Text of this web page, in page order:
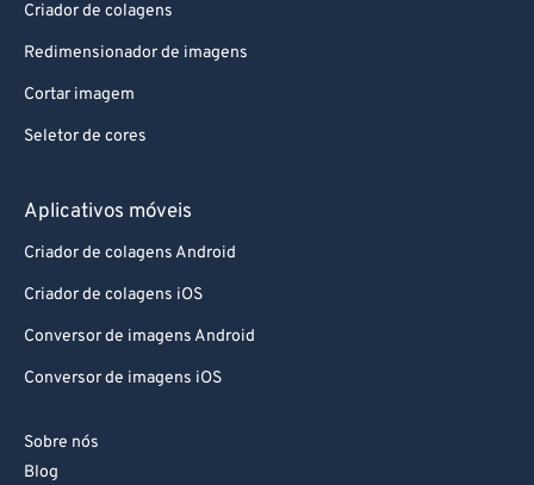
Criador de colagens
Redimensionador de imagens
Cortar imagem
Seletor de cores
Aplicativos móveis
Criador de colagens Android
Criador de colagens iOS
Conversor de imagens Android
Conversor de imagens iOS
Sobre nós
Blog